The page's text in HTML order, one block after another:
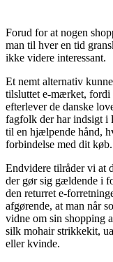
Forud for at nogen
man til hver en tid
ikke videre interessant.
Et nemt alternativ
tilsluttet e-mærket, fordi
efterlever de danske
fagfolk der har indsigt i
til en hjælpende hånd,
forbindelse med dit køb.
Endvidere tilråder vi at
der gør sig gældende i
den returret e-
afgørende, at man når
vidne om sin shopping
silk mohair strikkekit,
eller kvinde.